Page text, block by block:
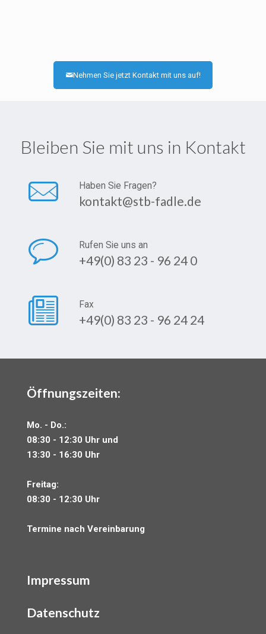
Nehmen Sie jetzt Kontakt mit uns auf!
Bleiben Sie mit uns in Kontakt
Haben Sie Fragen?
kontakt@stb-fadle.de
Rufen Sie uns an
+49(0) 83 23 - 96 24 0
Fax
+49(0) 83 23 - 96 24 24
Öffnungszeiten:
Mo. - Do.:
08:30 - 12:30 Uhr und
13:30 - 16:30 Uhr
Freitag:
08:30 - 12:30 Uhr
Termine nach Vereinbarung
Impressum
Datenschutz